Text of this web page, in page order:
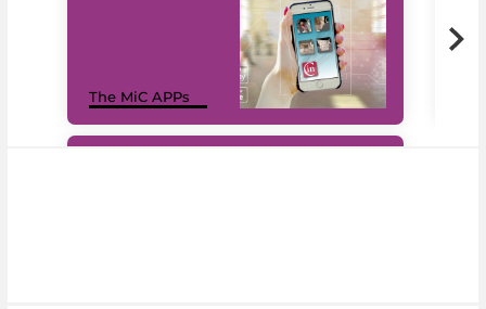
The MiC APPs